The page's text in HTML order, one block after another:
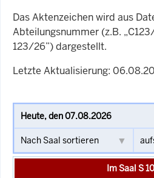
Das Aktenzeichen wird aus
Abteilungsnummer (z.B.
123/26”) dargestellt.
Letzte Aktualisierung:
Im Saal S